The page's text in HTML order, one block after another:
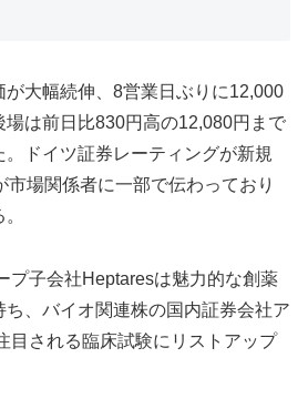
が大幅続伸、8営業日ぶりに12,000
場は前日比830円高の12,080円まで
ドイツ証券レーティングが新規
市場関係者に一部で伝わっており
プ子会社Heptaresは魅力的な創薬
、バイオ関連株の国内証券会社ア
目される臨床試験にリストアップ